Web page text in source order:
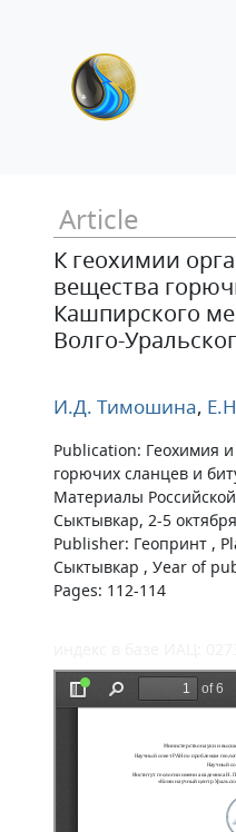
Article
К геохимии
вещества
Кашпирского
Волго-
И.Д. Тимошина,
Publication: Геохимия
горючих сланцев и
Материалы
Сыктывкар, 2-5
Publisher: Геопринт ,
Сыктывкар , Уear of
Pages: 112-114